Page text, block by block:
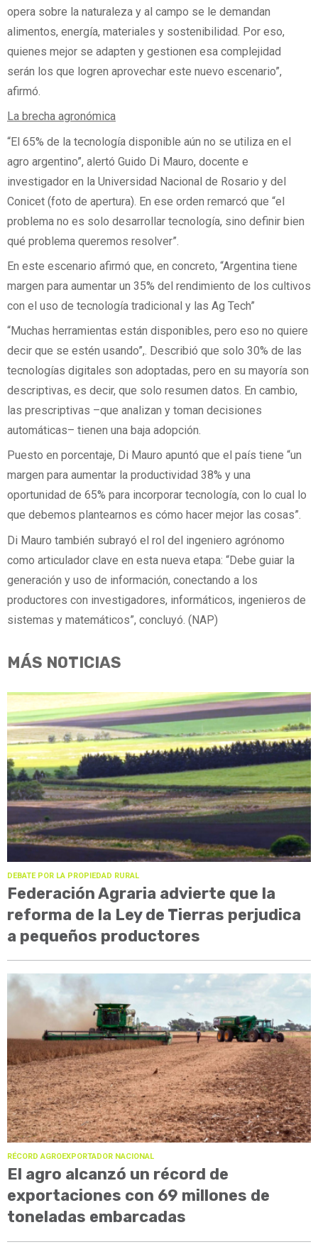
opera sobre la naturaleza y al campo se le demandan
alimentos, energía, materiales y sostenibilidad. Por eso,
quienes mejor se adapten y gestionen esa complejidad
serán los que logren aprovechar este nuevo escenario”,
afirmó.
La brecha agronómica
“El 65% de la tecnología disponible aún no se utiliza en el
agro argentino”, alertó Guido Di Mauro, docente e
investigador en la Universidad Nacional de Rosario y del
Conicet (foto de apertura). En ese orden remarcó que “el
problema no es solo desarrollar tecnología, sino definir bien
qué problema queremos resolver”.
En este escenario afirmó que, en concreto, “Argentina tiene
margen para aumentar un 35% del rendimiento de los cultivos
con el uso de tecnología tradicional y las Ag Tech”
“Muchas herramientas están disponibles, pero eso no quiere
decir que se estén usando”,. Describió que solo 30% de las
tecnologías digitales son adoptadas, pero en su mayoría son
descriptivas, es decir, que solo resumen datos. En cambio,
las prescriptivas –que analizan y toman decisiones
automáticas– tienen una baja adopción.
Puesto en porcentaje, Di Mauro apuntó que el país tiene “un
margen para aumentar la productividad 38% y una
oportunidad de 65% para incorporar tecnología, con lo cual lo
que debemos plantearnos es cómo hacer mejor las cosas”.
Di Mauro también subrayó el rol del ingeniero agrónomo
como articulador clave en esta nueva etapa: “Debe guiar la
generación y uso de información, conectando a los
productores con investigadores, informáticos, ingenieros de
sistemas y matemáticos”, concluyó. (NAP)
MÁS NOTICIAS
DEBATE POR LA PROPIEDAD RURAL
Federación Agraria advierte que la
reforma de la Ley de Tierras perjudica
a pequeños productores
RÉCORD AGROEXPORTADOR NACIONAL
El agro alcanzó un récord de
exportaciones con 69 millones de
toneladas embarcadas